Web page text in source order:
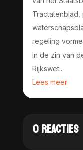
Tractatenblad,
regeling
in de zin van
Rijkswet...
Lees meer
0 REACTIES